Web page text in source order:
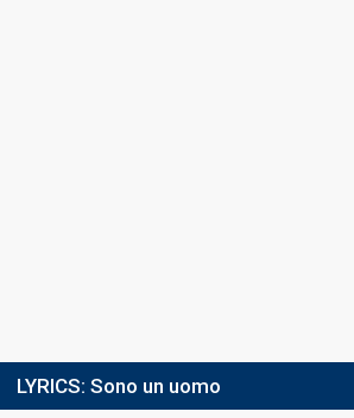
LYRICS: Sono un uomo